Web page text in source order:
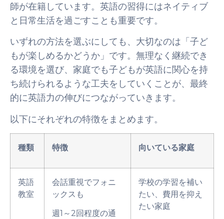
師が在籍しています。英語の習得にはネイティブ
と日常生活を過ごすことも重要です。
いずれの方法を選ぶにしても、大切なのは「子ど
もが楽しめるかどうか」です。無理なく継続でき
る環境を選び、家庭でも子どもが英語に関心を持
ち続けられるような工夫をしていくことが、最終
的に英語力の伸びにつながっていきます。
以下にそれぞれの特徴をまとめます。
種類 特徴 向いている家庭
英語
教室
会話重視でフォニ
ックスも
週1～2回程度の通
学校の学習を補い
たい、費用を抑え
たい家庭